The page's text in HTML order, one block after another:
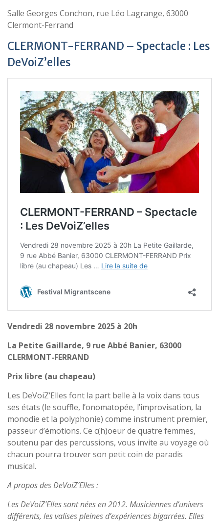
Salle Georges Conchon, rue Léo Lagrange, 63000
Clermont-Ferrand
CLERMONT-FERRAND – Spectacle : Les
DeVoiZ’elles
Vendredi 28 novembre 2025 à 20h
La Petite Gaillarde, 9 rue Abbé Banier, 63000
CLERMONT-FERRAND
Prix libre (au chapeau)
Les DeVoiZ’Elles font la part belle à la voix dans tous
ses états (le souffle, l’onomatopée, l’improvisation, la
monodie et la polyphonie) comme instrument premier,
passeur d’émotions. Ce c(h)oeur de quatre femmes,
soutenu par des percussions, vous invite au voyage où
chacun pourra trouver son petit coin de paradis
musical.
A propos des DeVoiZ’Elles :
Les DeVoiZ’Elles sont nées en 2012. Musiciennes d’univers
différents, les valises pleines d’expériences bigarrées. Elles